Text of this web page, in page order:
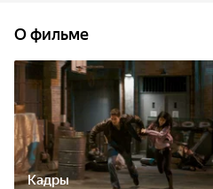
О фильме
Кадры